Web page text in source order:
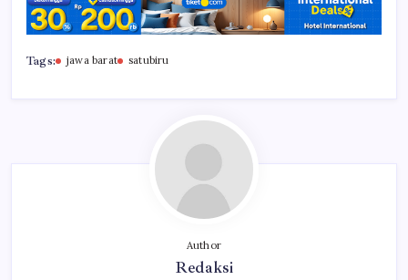
Tags: jawa barat satubiru
Author
Redaksi